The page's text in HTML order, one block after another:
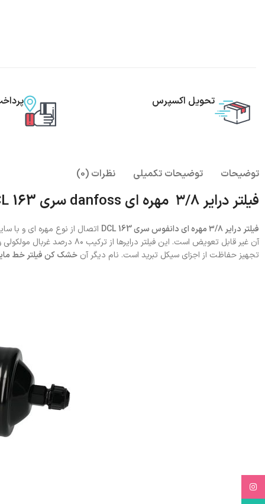
تحویل اکسپرس
توضیحات توضیحات تکمیلی نظرات (0)
فیلتر درایر ۳/۸ مهره ای danfoss سری DCL 163
فیلتر درایر ۳/۸ مهره ای دانفوس سری DCL 163
تجهیز حفاظت از اجزای سیکل تبرید است. نام دیگر آن خشک کن فیلتر خط